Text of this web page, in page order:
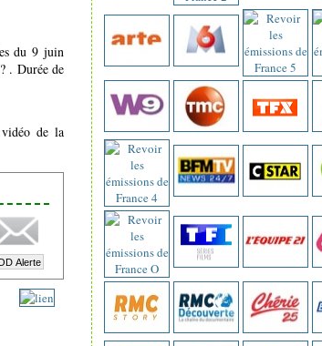
du 9 juin
. Durée de
de la